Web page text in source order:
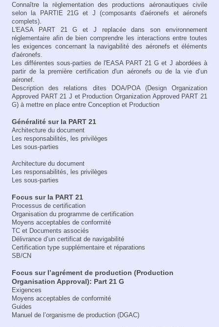
Connaître la règlementation des productions aéronautiques civile
selon la PARTIE 21G et J (composants d'aéronefs et aéronefs
complets).
L'EASA PART 21 G et J replacée dans son environnement
réglementaire afin de bien comprendre les interactions entre toutes
les exigences concernant la navigabilité des aéronefs et éléments
d'aéronefs.
Les différentes sous-parties de l'EASA PART 21 G et J abordées à
partir de la première certification d'un aéronefs ou de la vie d’un
aéronef.
Description des relations dites DOA/POA (Design Organization
Approved PART 21 J et Production Organization Approved PART 21
G) à mettre en place entre Conception et Production
Généralité sur la PART 21
Architecture du document
Les responsabilités, les privilèges
Les sous-parties
Architecture du document
Les responsabilités, les privilèges
Les sous-parties
Focus sur la PART 21
Processus de certification
Organisation du programme de certification
Moyens acceptables de conformité
TC et Documents associés
Délivrance d’un certificat de navigabilité
Certification type supplémentaire et réparations
SB/CN
Focus sur l’agrément de production (Production
Organisation Approval): Part 21 G
Exigences
Moyens acceptables de conformité
Guides
Manuel de l’organisme de production (DGAC)